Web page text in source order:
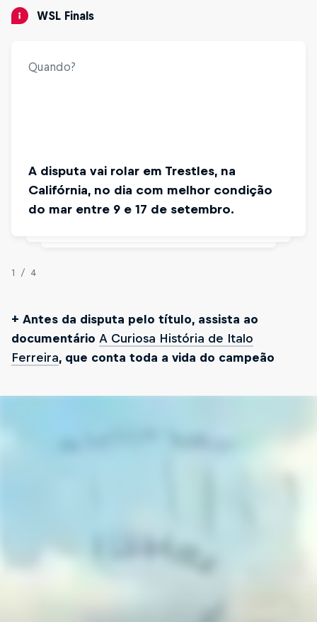
WSL Finals
Quando?
A disputa vai rolar em Trestles, na
Califórnia, no dia com melhor condição
do mar entre 9 e 17 de setembro.
Dos cinco atletas que disputam o título
masculino, três são brasileiros: Gabriel
Medina, Italo Ferreira e Filipe Toledo
1/4
+ Antes da disputa pelo título, assista ao
documentário A Curiosa História de Italo
Ferreira, que conta toda a vida do campeão